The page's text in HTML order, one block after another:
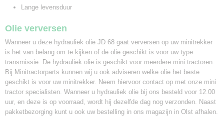
Lange levensduur
Olie verversen
Wanneer u deze hydrauliek olie JD 68 gaat verversen op uw minitrekker
is het van belang om te kijken of de olie geschikt is voor uw type
transmissie. De hydrauliek olie is geschikt voor meerdere mini tractoren.
Bij Minitractorparts kunnen wij u ook adviseren welke olie het beste
geschikt is voor uw minitrekker. Neem hiervoor contact op met onze mini
tractor specialisten. Wanneer u hydrauliek olie bij ons besteld voor 12.00
uur, en deze is op voorraad, wordt hij dezelfde dag nog verzonden. Naast
pakketbezorging kunt u ook uw bestelling in ons magazijn in Olst afhalen.